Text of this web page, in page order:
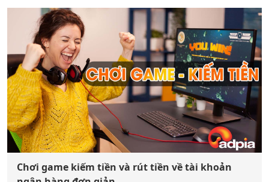
Chơi game kiếm tiền và rút tiền về tài khoản